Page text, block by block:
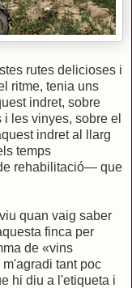
rutes delicioses i
ritme, tenia uns
indret, sobre
les vinyes, sobre el
indret al llarg
temps
rehabilitació— que
quan vaig saber
finca per
de «vins
m'agradi tant poc
hi diu a l'etiqueta i